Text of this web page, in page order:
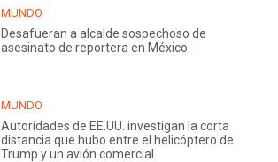
MUNDO
Desafueran a alcalde sospechoso de
asesinato de reportera en México
MUNDO
Autoridades de EE.UU. investigan la corta
distancia que hubo entre el helicóptero de
Trump y un avión comercial